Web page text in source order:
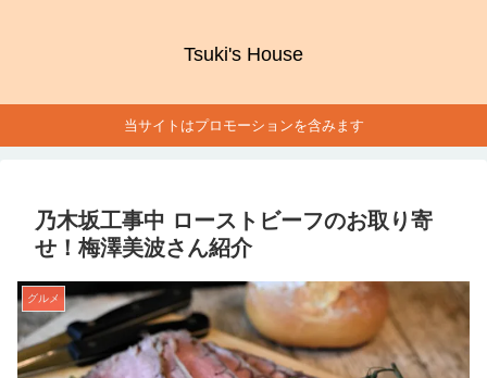
Tsuki's House
当サイトはプロモーションを含みます
乃木坂工事中 ローストビーフのお取り寄
せ！梅澤美波さん紹介
グルメ